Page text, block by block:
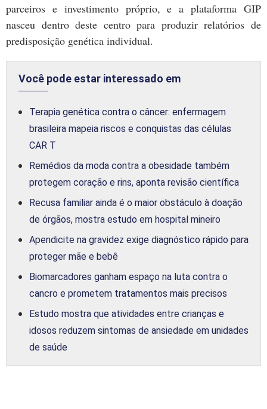
parceiros e investimento próprio, e a plataforma GIP
nasceu dentro deste centro para produzir relatórios de
predisposição genética individual.
Você pode estar interessado em
Terapia genética contra o câncer: enfermagem
brasileira mapeia riscos e conquistas das células
CAR T
Remédios da moda contra a obesidade também
protegem coração e rins, aponta revisão científica
Recusa familiar ainda é o maior obstáculo à doação
de órgãos, mostra estudo em hospital mineiro
Apendicite na gravidez exige diagnóstico rápido para
proteger mãe e bebê
Biomarcadores ganham espaço na luta contra o
cancro e prometem tratamentos mais precisos
Estudo mostra que atividades entre crianças e
idosos reduzem sintomas de ansiedade em unidades
de saúde